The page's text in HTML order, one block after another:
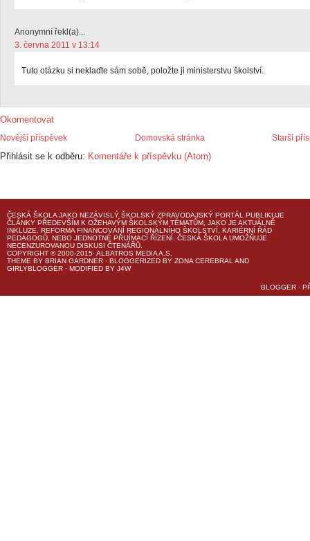
Anonymní řekl(a)...
3. června 2011 v 13:14
Tuto otázku si neklaďte sám sobě, položte ji ministerstvu školství.
Okomentovat
Novější příspěvek Starší
Domovská stránka
Přihlásit se k odběru: Komentáře k příspěvku (Atom)
ČESKÁ ŠKOLA JAKO NEZÁVISLÝ ŠKOLSKÝ ZPRAVODAJSKÝ PORTÁL PUBLIKUJE
ČLÁNKY PŘEDEVŠÍM K OŽEHAVÝM ŠKOLSKÝM TÉMATŮM, JAKO JE AKTUÁLNĚ
INKLUZE, REFORMA FINANCOVÁNÍ REGIONÁLNÍHO ŠKOLSTVÍ, KARIÉRNÍ ŘÁD
PEDAGOGŮ, NEBO JEDNOTNÉ PŘIJÍMACÍ ŘÍZENÍ. ČESKÁ ŠKOLA UMOŽŇUJE
NECENZUROVANOU DISKUSI ČTENÁŘŮ.
COPYRIGHT © 2000-2015· ALBATROS MEDIA A.S.
THEME BY BRIAN GARDNER · BLOGGERIZED BY ZONA CEREBRAL AND
GIRLYBLOGGER · MODIFIED BY J4W
BLOGGER ·